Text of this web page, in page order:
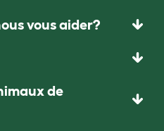
vous aider?
de